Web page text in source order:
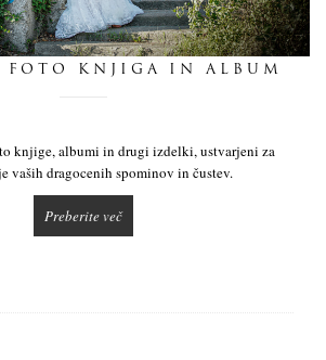
dnevnik
FOTO KNJIGA IN ALBUM
knjige, albumi in drugi izdelki, ustvarjeni za
vaših dragocenih spominov in čustev.
Preberite več